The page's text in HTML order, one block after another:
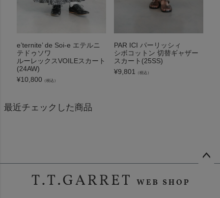
e’ternite’ de Soi-e エテルニ
テドゥソワ
ルーレックスVOILEスカート
(24AW)
¥10,800 （税込）
PAR ICI パーリッシィ
シボコットン 切替ギャザー
スカート(25SS)
¥9,801 （税込）
最近チェックした商品